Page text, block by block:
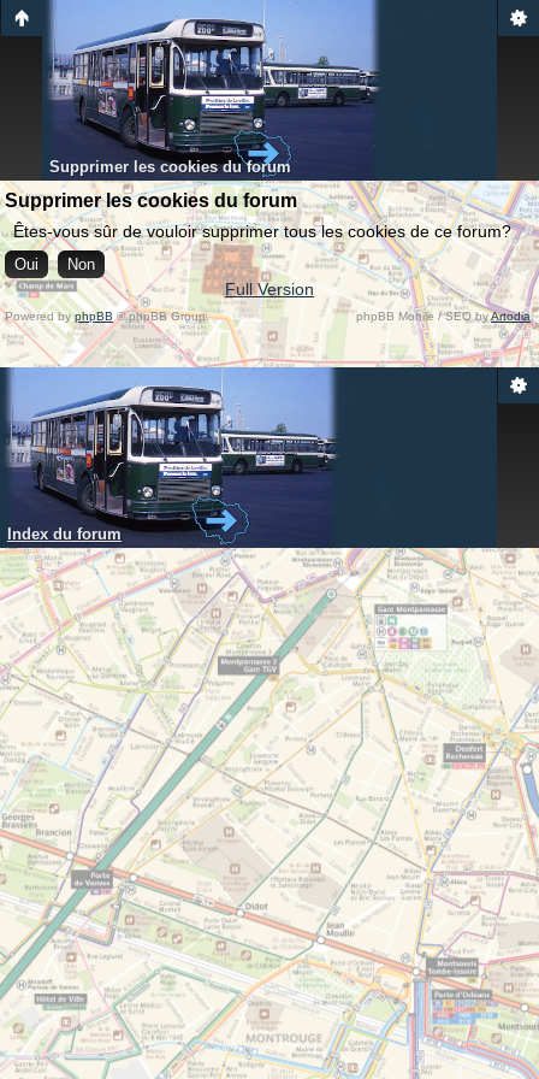
Supprimer les cookies du forum
Supprimer les cookies du forum
Êtes-vous sûr de vouloir supprimer tous les cookies de ce forum?
Full Version
Powered byphpBB © phpBB Group. phpBB Mobile / SEO byArtodia.
Index du forum